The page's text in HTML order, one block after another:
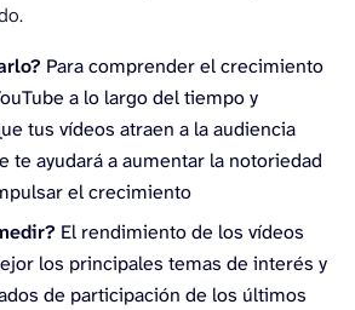
Para comprender el crecimiento
a lo largo del tiempo y
tus vídeos atraen a la audiencia
te ayudará a aumentar la notoriedad
el crecimiento
El rendimiento de los vídeos
los principales temas de interés y
de participación de los últimos